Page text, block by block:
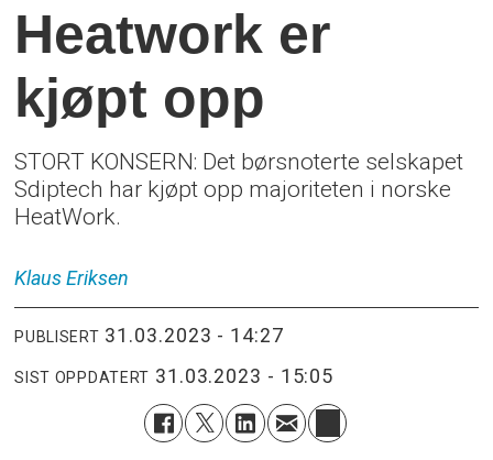
Heatwork er
kjøpt opp
STORT KONSERN: Det børsnoterte selskapet
Sdiptech har kjøpt opp majoriteten i norske
HeatWork.
Klaus Eriksen
PUBLISERT 31.03.2023 - 14:27
SIST OPPDATERT 31.03.2023 - 15:05